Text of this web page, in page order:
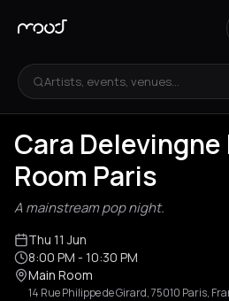
Artists, events, venues...
Cara Delevingne
Room Paris
A mainstream pop night.
Thu 11 Jun
8:00 PM - 10:30 PM
Main Room
14 Rue Philippe de Girard, 75010 Paris,